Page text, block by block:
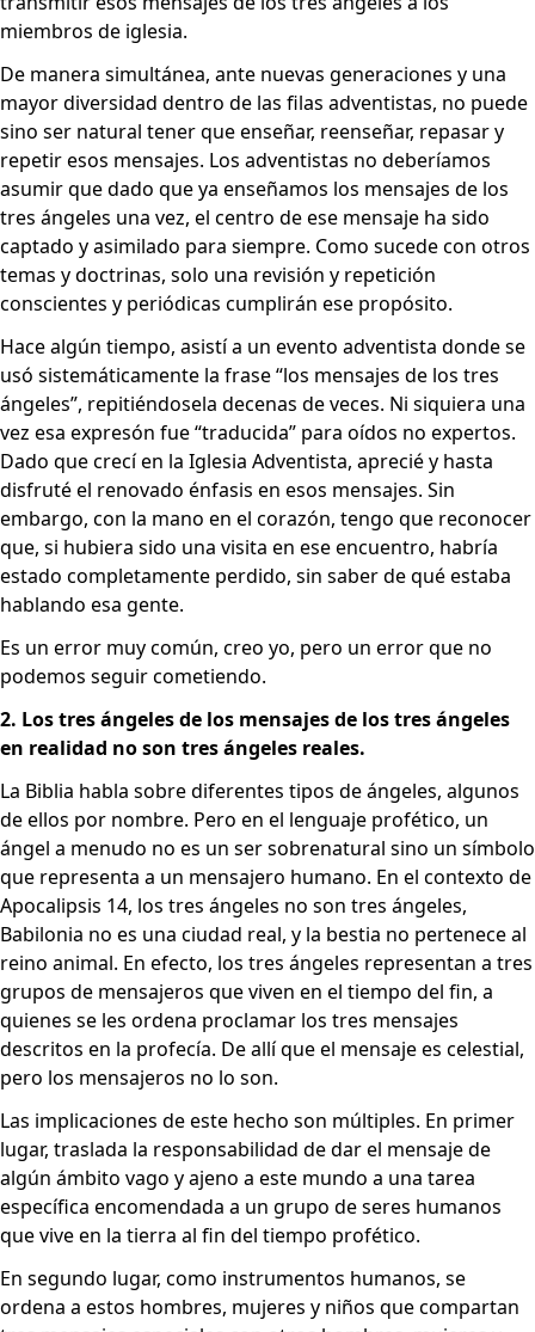
miembros de iglesia.
De manera simultánea, ante nuevas generaciones y una
mayor diversidad dentro de las filas adventistas, no puede
sino ser natural tener que enseñar, reenseñar, repasar y
repetir esos mensajes. Los adventistas no deberíamos
asumir que dado que ya enseñamos los mensajes de los
tres ángeles una vez, el centro de ese mensaje ha sido
captado y asimilado para siempre. Como sucede con otros
temas y doctrinas, solo una revisión y repetición
conscientes y periódicas cumplirán ese propósito.
Hace algún tiempo, asistí a un evento adventista donde se
usó sistemáticamente la frase “los mensajes de los tres
ángeles”, repitiéndosela decenas de veces. Ni siquiera una
vez esa expresón fue “traducida” para oídos no expertos.
Dado que crecí en la Iglesia Adventista, aprecié y hasta
disfruté el renovado énfasis en esos mensajes. Sin
embargo, con la mano en el corazón, tengo que reconocer
que, si hubiera sido una visita en ese encuentro, habría
estado completamente perdido, sin saber de qué estaba
hablando esa gente.
Es un error muy común, creo yo, pero un error que no
podemos seguir cometiendo.
2. Los tres ángeles de los mensajes de los tres ángeles
en realidad no son tres ángeles reales.
La Biblia habla sobre diferentes tipos de ángeles, algunos
de ellos por nombre. Pero en el lenguaje profético, un
ángel a menudo no es un ser sobrenatural sino un símbolo
que representa a un mensajero humano. En el contexto de
Apocalipsis 14, los tres ángeles no son tres ángeles,
Babilonia no es una ciudad real, y la bestia no pertenece al
reino animal. En efecto, los tres ángeles representan a tres
grupos de mensajeros que viven en el tiempo del fin, a
quienes se les ordena proclamar los tres mensajes
descritos en la profecía. De allí que el mensaje es celestial,
pero los mensajeros no lo son.
Las implicaciones de este hecho son múltiples. En primer
lugar, traslada la responsabilidad de dar el mensaje de
algún ámbito vago y ajeno a este mundo a una tarea
específica encomendada a un grupo de seres humanos
que vive en la tierra al fin del tiempo profético.
En segundo lugar, como instrumentos humanos, se
ordena a estos hombres, mujeres y niños que compartan